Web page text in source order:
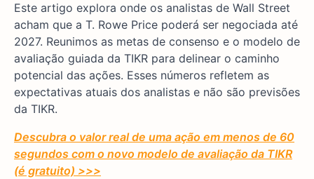
Este artigo explora onde os analistas de Wall Street
acham que a T. Rowe Price poderá ser negociada até
2027. Reunimos as metas de consenso e o modelo de
avaliação guiada da TIKR para delinear o caminho
potencial das ações. Esses números refletem as
expectativas atuais dos analistas e não são previsões
da TIKR.
Descubra o valor real de uma ação em menos de 60
segundos com o novo modelo de avaliação da TIKR
(é gratuito) >>>